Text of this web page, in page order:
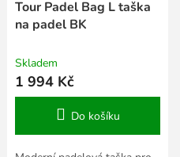
Tour Padel Bag L taška
na padel BK
Skladem
1 994 Kč
Do košíku